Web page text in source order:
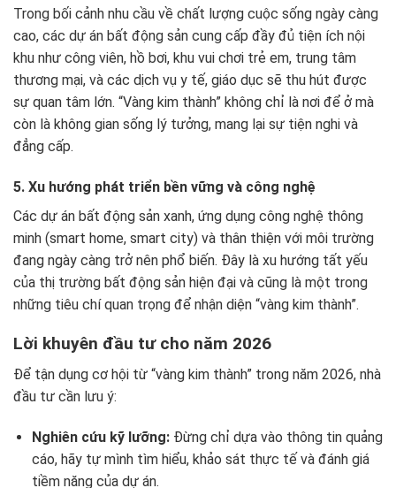
Trong bối cảnh nhu cầu về chất lượng cuộc sống ngày càng
cao, các dự án bất động sản cung cấp đầy đủ tiện ích nội
khu như công viên, hồ bơi, khu vui chơi trẻ em, trung tâm
thương mại, và các dịch vụ y tế, giáo dục sẽ thu hút được
sự quan tâm lớn. “Vàng kim thành” không chỉ là nơi để ở mà
còn là không gian sống lý tưởng, mang lại sự tiện nghi và
đẳng cấp.
5. Xu hướng phát triển bền vững và công nghệ
Các dự án bất động sản xanh, ứng dụng công nghệ thông
minh (smart home, smart city) và thân thiện với môi trường
đang ngày càng trở nên phổ biến. Đây là xu hướng tất yếu
của thị trường bất động sản hiện đại và cũng là một trong
những tiêu chí quan trọng để nhận diện “vàng kim thành”.
Lời khuyên đầu tư cho năm 2026
Để tận dụng cơ hội từ “vàng kim thành” trong năm 2026, nhà
đầu tư cần lưu ý:
Nghiên cứu kỹ lưỡng:Đừng chỉ dựa vào thông tin quảng
cáo, hãy tự mình tìm hiểu, khảo sát thực tế và đánh giá
tiềm năng của dự án.